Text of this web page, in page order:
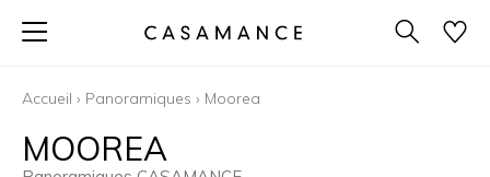
Accueil › Panoramiques › Moorea
MOOREA